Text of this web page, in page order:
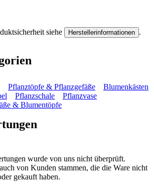
siehe Herstellerinformationen .
Pflanztöpfe & Pflanzgefäße
Blumenkästen
Pflanzschale
Pflanzvase
& Blumentöpfe
wurde von uns nicht überprüft.
von Kunden stammen, die die Ware nicht
gekauft haben.